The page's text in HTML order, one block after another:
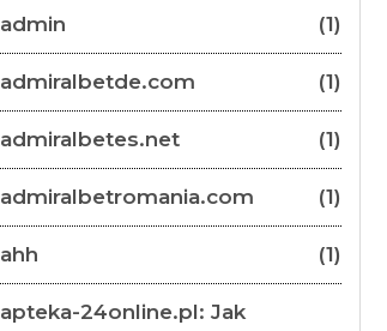
admin (1)
admiralbetde.com (1)
admiralbetes.net (1)
admiralbetromania.com (1)
ahh (1)
apteka-24online.pl: Jak